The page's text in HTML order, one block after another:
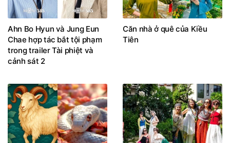
Ahn Bo Hyun và Jung Eun
Chae hợp tác bắt tội phạm
trong trailer Tài phiệt và
cảnh sát 2
Căn nhà ở quê của Kiều
Tiên